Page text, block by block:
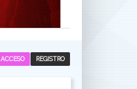
REGISTRO
ACCESO